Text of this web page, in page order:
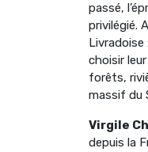
passé,
privilégié.
choisir
forêts,
massif du
Virgile
depuis la